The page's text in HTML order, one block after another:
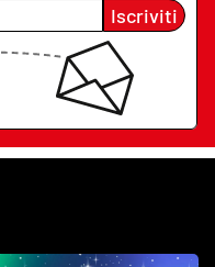
Iscriviti